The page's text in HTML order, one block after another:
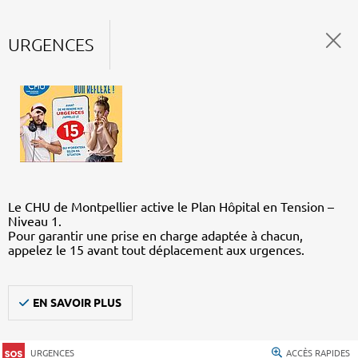
URGENCES
Le CHU de Montpellier active le Plan Hôpital en Tension –
Niveau 1.
Pour garantir une prise en charge adaptée à chacun,
appelez le 15 avant tout déplacement aux urgences.
EN SAVOIR PLUS
URGENCES ACCÈS RAPIDES